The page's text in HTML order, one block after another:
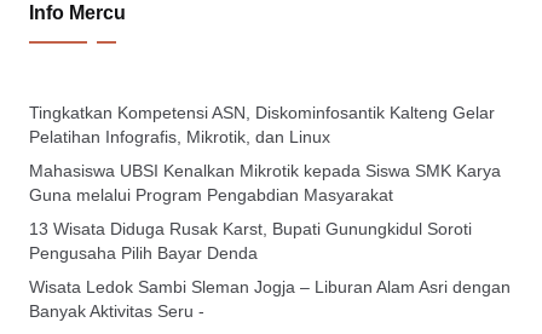
Info Mercu
Tingkatkan Kompetensi ASN, Diskominfosantik Kalteng Gelar
Pelatihan Infografis, Mikrotik, dan Linux
Mahasiswa UBSI Kenalkan Mikrotik kepada Siswa SMK Karya
Guna melalui Program Pengabdian Masyarakat
13 Wisata Diduga Rusak Karst, Bupati Gunungkidul Soroti
Pengusaha Pilih Bayar Denda
Wisata Ledok Sambi Sleman Jogja – Liburan Alam Asri dengan
Banyak Aktivitas Seru -